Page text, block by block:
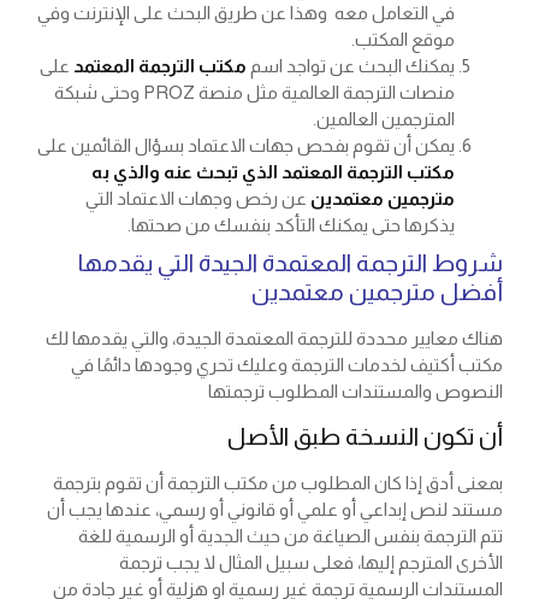
في التعامل معه وهذا عن طريق البحث على الإنترنت وفي
موقع المكتب.
يمكنك البحث عن تواجد اسم مكتب الترجمة المعتمد على
منصات الترجمة العالمية مثل منصة PROZ وحتى شبكة
المترجمين العالمين.
يمكن أن تقوم بفحص جهات الاعتماد بسؤال القائمين على
مكتب الترجمة المعتمد الذي تبحث عنه والذي به
مترجمين معتمدين عن رخص وجهات الاعتماد التي
يذكرها حتى يمكنك التأكد بنفسك من صحتها.
شروط الترجمة المعتمدة الجيدة التي يقدمها
أفضل مترجمين معتمدين
هناك معايير محددة للترجمة المعتمدة الجيدة، والتي يقدمها لك
مكتب أكتيف لخدمات الترجمة وعليك تحري وجودها دائمًا في
النصوص والمستندات المطلوب ترجمتها
أن تكون النسخة طبق الأصل
بمعنى أدق إذا كان المطلوب من مكتب الترجمة أن تقوم بترجمة
مستند لنص إبداعي أو علمي أو قانوني أو رسمي، عندها يجب أن
تتم الترجمة بنفس الصياغة من حيث الجدية أو الرسمية للغة
الأخرى المترجم إليها، فعلى سبيل المثال لا يجب ترجمة
المستندات الرسمية ترجمة غير رسمية او هزلية أو غير جادة من